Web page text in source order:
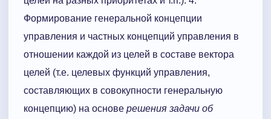
Формирование генеральной концепции
управления и частных концепций управления в
отношении каждой из целей в составе вектора
целей (т.е. целевых функций управления,
составляющих в совокупности генеральную
концепцию) на основе решения задачи об